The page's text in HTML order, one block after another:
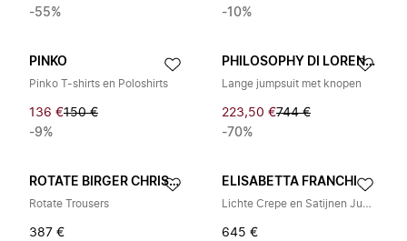
-55%
-10%
PINKO
Pinko T-shirts en Poloshirts
136 €150 €
-9%
PHILOSOPHY DI LORENZO SERAFINI
Lange jumpsuit met knopen
223,50 €744 €
-70%
ROTATE BIRGER CHRISTENSEN
Rotate Trousers
387 €
ELISABETTA FRANCHI
Lichte Crepe en Satijnen Jumpsuit
645 €